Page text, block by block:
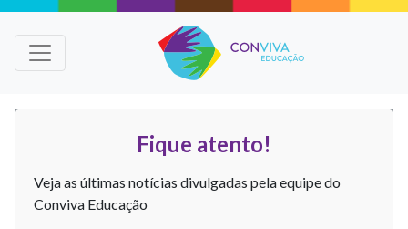
Fique atento!
Veja as últimas notícias divulgadas pela equipe do
Conviva Educação